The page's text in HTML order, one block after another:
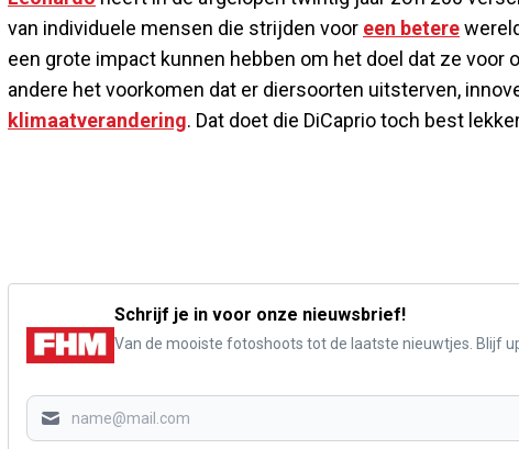
van individuele mensen die strijden voor een betere
een grote impact kunnen hebben om het doel dat ze
andere het voorkomen dat er diersoorten uitsterven,
klimaatverandering. Dat doet die DiCaprio toch best
Schrijf je in voor onze nieuwsbrief!
Van de mooiste fotoshoots tot de laatste nieuwtjes. Blijf